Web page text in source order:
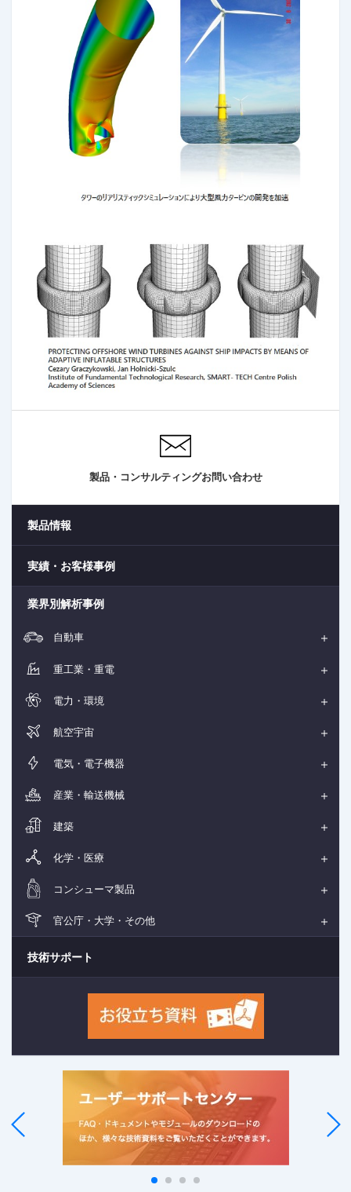
製品・コンサルティングお問い合わせ
製品情報
実績・お客様事例
業界別解析事例
自動車
重工業・重電
電力・環境
航空宇宙
電気・電子機器
産業・輸送機械
建築
化学・医療
コンシューマ製品
官公庁・大学・その他
技術サポート